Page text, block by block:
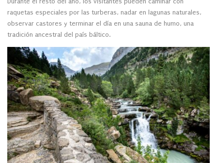
raquetas especiales por las turberas, nadar en lagunas naturales,
observar castores y terminar el día en una sauna de humo, una
tradición ancestral del país báltico.